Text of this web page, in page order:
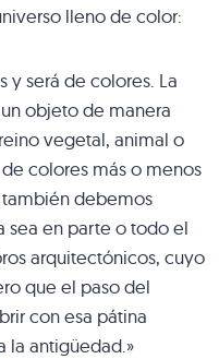
lleno de color:
y será de colores. La
objeto de manera
vegetal, animal o
colores más o menos
también debemos
sea en parte o todo el
arquitectónicos, cuyo
que el paso del
con esa pátina
la antigüedad.»